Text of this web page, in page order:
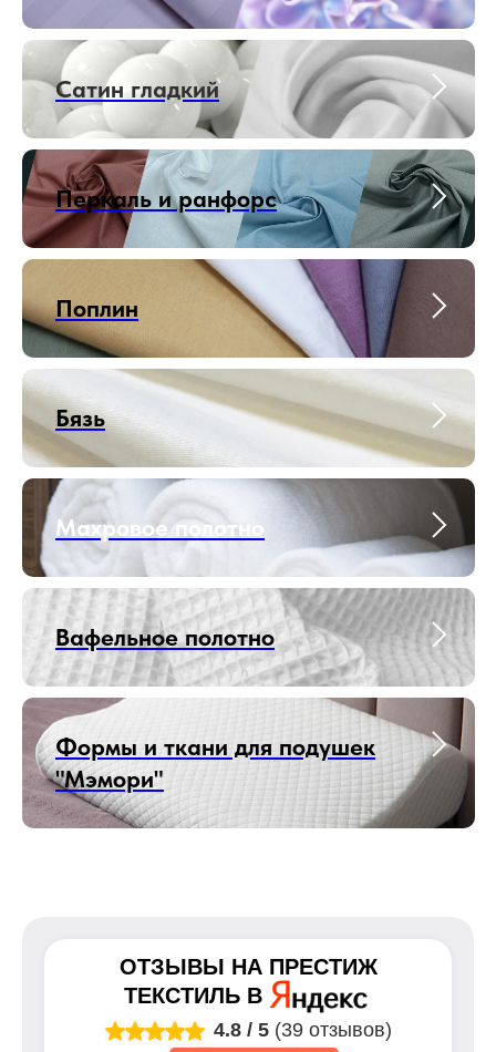
Сатин гладкий
Перкаль и ранфорс
Поплин
Бязь
Махровое полотно
Вафельное полотно
Формы и ткани для подушек
"Мэмори"
ОТЗЫВЫ НА ПРЕСТИЖ
ТЕКСТИЛЬВ
4.8 / 5 (39 отзывов)